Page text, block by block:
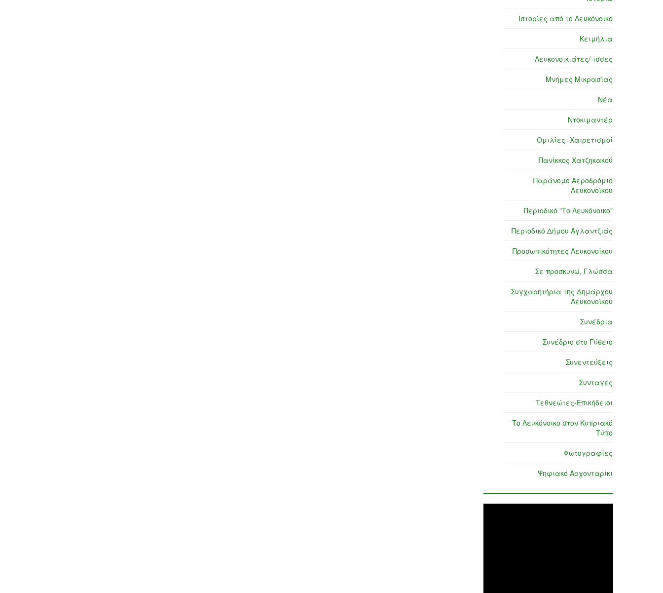
Ιστορίες από το Λευκόνοικο
Κειμήλια
Λευκονοικιάτες/-ισσες
Μνήμες Μικρασίας
Νέα
Ντοκιμαντέρ
Ομιλίες- Χαιρετισμοί
Πανίκκος Χατζηκακού
Παράνομο Αεροδρόμιο
Λευκονοίκου
Περιοδικό "Το Λευκόνοικο"
Περιοδικό Δήμου Αγλαντζιάς
Προσωπικότητες Λευκονοίκου
Σε προσκυνώ, Γλώσσα
Συγχαρητήρια της Δημάρχου
Λευκονοίκου
Συνέδρια
Συνέδριο στο Γύθειο
Συνεντεύξεις
Συνταγές
Τεθνεώτες-Επικήδειοι
Το Λευκόνοικο στον Κυπριακό
Τύπο
Φωτογραφίες
Ψηφιακό Αρχονταρίκι